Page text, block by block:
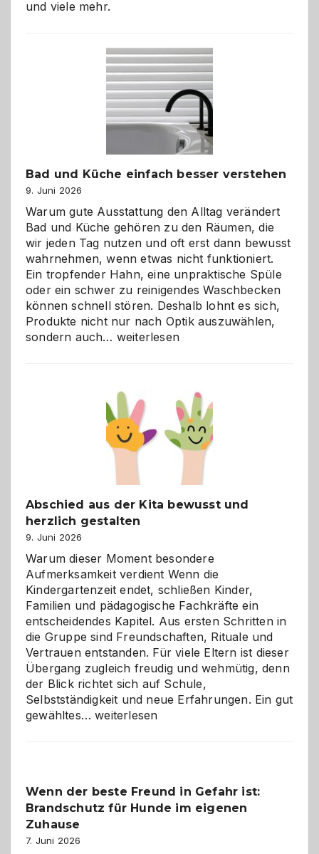
und viele mehr.
Bad und Küche einfach besser verstehen
9. Juni 2026
Warum gute Ausstattung den Alltag verändert
Bad und Küche gehören zu den Räumen, die
wir jeden Tag nutzen und oft erst dann bewusst
wahrnehmen, wenn etwas nicht funktioniert.
Ein tropfender Hahn, eine unpraktische Spüle
oder ein schwer zu reinigendes Waschbecken
können schnell stören. Deshalb lohnt es sich,
Produkte nicht nur nach Optik auszuwählen,
sondern auch… Bad
besser
verstehen
weiterlesen
Abschied aus der Kita bewusst und
herzlich gestalten
9. Juni 2026
Warum dieser Moment besondere
Aufmerksamkeit verdient Wenn die
Kindergartenzeit endet, schließen Kinder,
Familien und pädagogische Fachkräfte ein
entscheidendes Kapitel. Aus ersten Schritten in
die Gruppe sind Freundschaften, Rituale und
Vertrauen entstanden. Für viele Eltern ist dieser
Übergang zugleich freudig und wehmütig, denn
der Blick richtet sich auf Schule,
Selbstständigkeit und neue Erfahrungen. Ein gut
gewähltes…Abschied
und
herzlich
weiterlesen
Wenn der beste Freund in Gefahr ist:
Brandschutz für Hunde im eigenen
Zuhause
7. Juni 2026